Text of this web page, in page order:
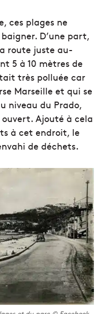
ces plages ne
D’une part,
route juste au-
5 à 10 mètres de
très polluée car
Marseille et qui se
niveau du Prado,
Ajouté à cela
à cet endroit, le
de déchets.